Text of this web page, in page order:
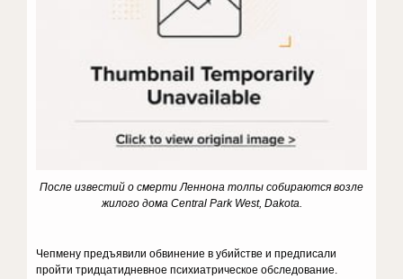
После известий о смерти Леннона толпы собираются возле
жилого дома Central Park West, Dakota.
Чепмену предъявили обвинение в убийстве и предписали
пройти тридцатидневное психиатрическое обследование.